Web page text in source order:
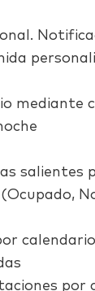
mediante
salientes
por